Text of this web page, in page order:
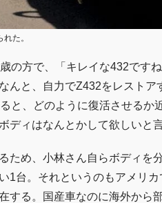
た。
の方で、「キレイな432です
んと、自力でZ432をレスト
と、どのように復活させるか
ディはなんとかして欲しいと
ため、小林さん自らボディを
1台。それというのもアメリ
する。国産車なのに海外から